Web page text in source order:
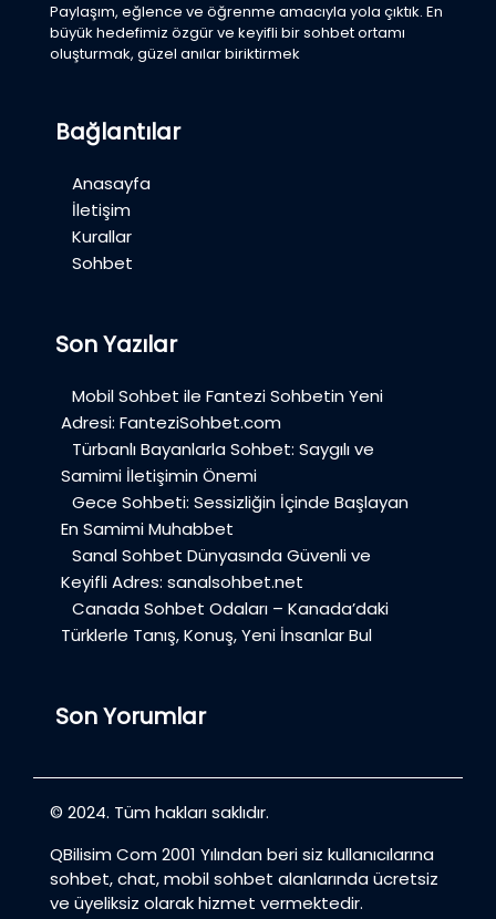
Paylaşım, eğlence ve öğrenme amacıyla yola çıktık. En
büyük hedefimiz özgür ve keyifli bir sohbet ortamı
oluşturmak, güzel anılar biriktirmek
Bağlantılar
Anasayfa
İletişim
Kurallar
Sohbet
Son Yazılar
Mobil Sohbet ile Fantezi Sohbetin Yeni
Adresi: FanteziSohbet.com
Türbanlı Bayanlarla Sohbet: Saygılı ve
Samimi İletişimin Önemi
Gece Sohbeti: Sessizliğin İçinde Başlayan
En Samimi Muhabbet
Sanal Sohbet Dünyasında Güvenli ve
Keyifli Adres: sanalsohbet.net
Canada Sohbet Odaları – Kanada’daki
Türklerle Tanış, Konuş, Yeni İnsanlar Bul
Son Yorumlar
© 2024. Tüm hakları saklıdır.
QBilisim Com 2001 Yılından beri siz kullanıcılarına
sohbet, chat, mobil sohbet alanlarında ücretsiz
ve üyeliksiz olarak hizmet vermektedir.